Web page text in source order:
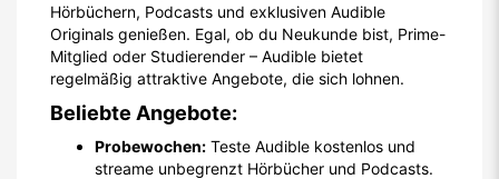
Hörbüchern, Podcasts und exklusiven Audible
Originals genießen. Egal, ob du Neukunde bist, Prime-
Mitglied oder Studierender – Audible bietet
regelmäßig attraktive Angebote, die sich lohnen.
Beliebte Angebote:
Probewochen: Teste Audible kostenlos und
streame unbegrenzt Hörbücher und Podcasts.